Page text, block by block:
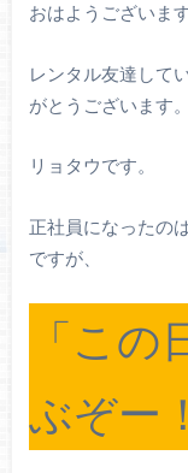
おはようございます
レンタル友達して
がとうございます。
リョタウです。
正社員になったの
ですが、
「こ
ぶぞー